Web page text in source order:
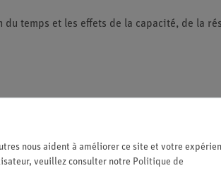
temps et les effets de la capacité, de la
nous aident à améliorer ce site et votre
veuillez consulter notre Politique de